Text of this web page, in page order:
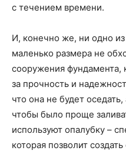
с течением времени.
И, конечно же, ни одно
маленько размера не
сооружения фундамента,
за прочность и
что она не будет
чтобы было проще
используют опалубку –
которая позволит